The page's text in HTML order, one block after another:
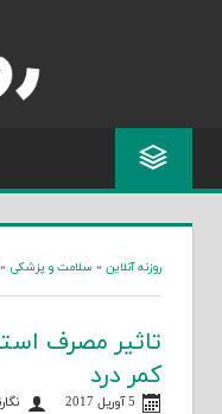
روزنه آنلاین » سلامت و پزشکی »
تاثیر مصرف
کمر درد
5 آوریل 2017